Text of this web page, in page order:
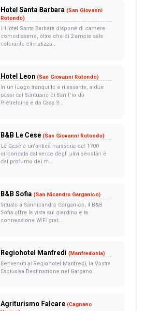
Hotel Santa Barbara (San Giovanni
Rotondo)
L'Hotel Santa Barbara dispone di camere
comodissime, oltre che di 2 ampie sale
ristorante climatizza...
Hotel Leon (San Giovanni Rotondo)
In un luogo tranquillo e rilassante, a due
passi dal Santuario di San Pio da
Pietrelcina e da Casa S...
B&B Le Cese (San Giovanni Rotondo)
Le Cese è un'antica masseria del 1700
circondata dal verde degli ulivi secolari e
dal profumo dei m...
B&B Sofia (San Nicandro Garganico)
Situato a Sannicandro Garganico, il B&B
Sofia offre la vista sul giardino e la
connessione WiFi grat...
Regiohotel Manfredi (Manfredonia)
Benvenuti al Regiohotel Manfredi, la Vostra
Esclusiva Destinazione nel Gargano.
Agriturismo Falcare (Cagnano